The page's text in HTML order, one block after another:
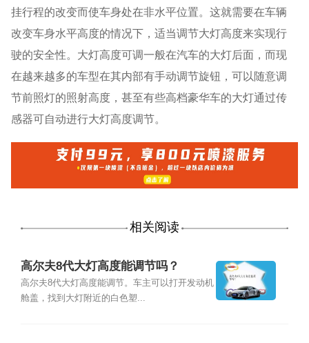
挂行程的改变而使车身处在非水平位置。这就需要在车辆
改变车身水平高度的情况下，适当调节大灯高度来实现行
驶的安全性。大灯高度可调一般在汽车的大灯后面，而现
在越来越多的车型在其内部有手动调节旋钮，可以随意调
节前照灯的照射高度，甚至有些高档豪华车的大灯通过传
感器可自动进行大灯高度调节。
相关阅读
高尔夫8代大灯高度能调节吗？
高尔夫8代大灯高度能调节。车主可以打开发动机
舱盖，找到大灯附近的白色塑...